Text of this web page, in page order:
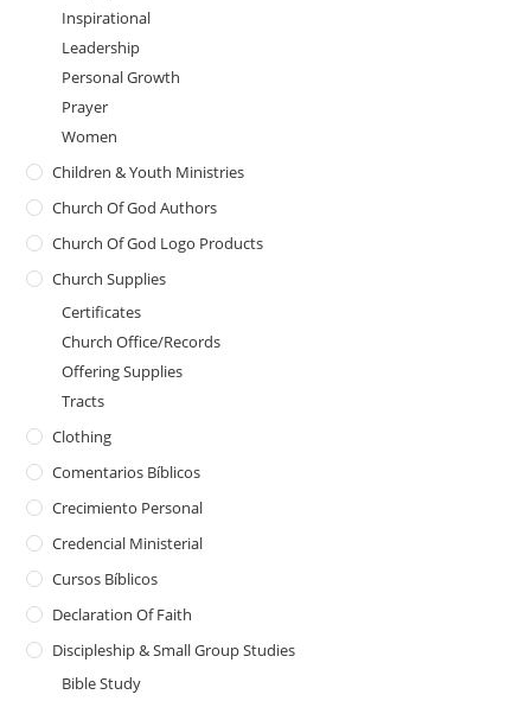
Inspirational
Leadership
Personal Growth
Prayer
Women
Children & Youth Ministries
Church Of God Authors
Church Of God Logo Products
Church Supplies
Certificates
Church Office/Records
Offering Supplies
Tracts
Clothing
Comentarios Bíblicos
Crecimiento Personal
Credencial Ministerial
Cursos Bíblicos
Declaration Of Faith
Discipleship & Small Group Studies
Bible Study